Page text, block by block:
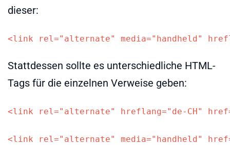
dieser:
<link rel="alternate" media="handheld"
Stattdessen sollte es unterschiedliche HTML-
Tags für die einzelnen Verweise geben:
<link rel="alternate" hreflang="de-CH"
<link rel="alternate" media="handheld"